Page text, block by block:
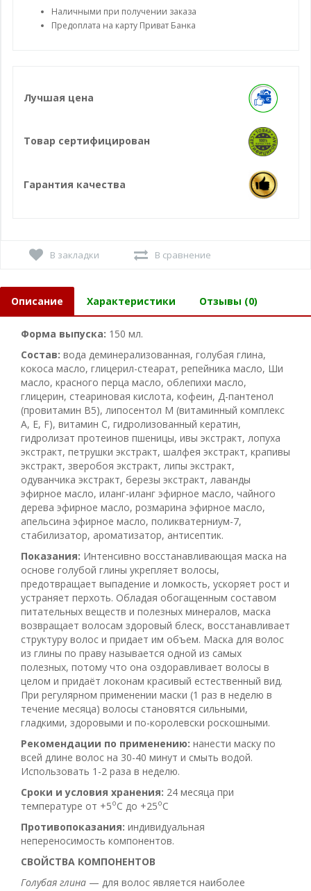
Наличными при получении заказа
Предоплата на карту Приват Банка
Лучшая цена
Товар сертифицирован
Гарантия качества
В закладки В сравнение
Описание Характеристики Отзывы (0)
Форма выпуска: 150 мл.
Состав: вода деминерализованная, голубая глина,
кокоса масло, глицерил-стеарат, репейника масло, Ши
масло, красного перца масло, облепихи масло,
глицерин, стеариновая кислота, кофеин, Д-пантенол
(провитамин В5), липосентол М (витаминный комплекс
А, Е, F), витамин С, гидролизованный кератин,
гидролизат протеинов пшеницы, ивы экстракт, лопуха
экстракт, петрушки экстракт, шалфея экстракт, крапивы
экстракт, зверобоя экстракт, липы экстракт,
одуванчика экстракт, березы экстракт, лаванды
эфирное масло, иланг-иланг эфирное масло, чайного
дерева эфирное масло, розмарина эфирное масло,
апельсина эфирное масло, поликватерниум-7,
стабилизатор, ароматизатор, антисептик.
Показания: Интенсивно восстанавливающая маска на
основе голубой глины укрепляет волосы,
предотвращает выпадение и ломкость, ускоряет рост и
устраняет перхоть. Обладая обогащенным составом
питательных веществ и полезных минералов, маска
возвращает волосам здоровый блеск, восстанавливает
структуру волос и придает им объем. Маска для волос
из глины по праву называется одной из самых
полезных, потому что она оздоравливает волосы в
целом и придаёт локонам красивый естественный вид.
При регулярном применении маски (1 раз в неделю в
течение месяца) волосы становятся сильными,
гладкими, здоровыми и по-королевски роскошными.
Рекомендации по применению: нанести маску по
всей длине волос на 30-40 минут и смыть водой.
Использовать 1-2 раза в неделю.
Сроки и условия хранения: 24 месяца при
температуре от +5оС до +25оС
Противопоказания: индивидуальная
непереносимость компонентов.
СВОЙСТВА КОМПОНЕНТОВ
Голубая глина — для волос является наиболее